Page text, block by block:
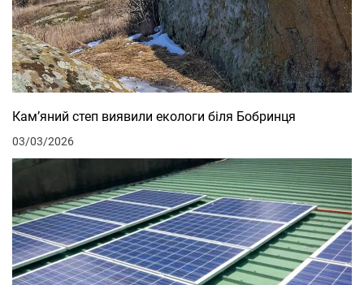
Кам’яний степ виявили екологи біля Бобринця
03/03/2026